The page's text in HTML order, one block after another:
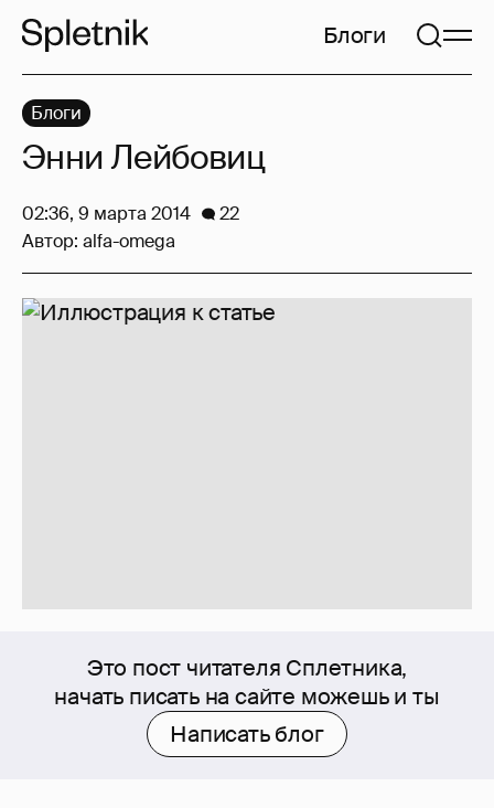
Блоги
Это пост читателя Сплетника,
начать писать на сайте можешь и ты
Написать блог
Блоги
Энни Лейбовиц
02:36, 9 марта 2014
22
Автор: alfa-omega